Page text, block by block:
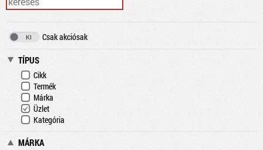
Csak akciósak
TÍPUS
Cikk
Termék
Márka
Üzlet
Kategória
MÁRKA